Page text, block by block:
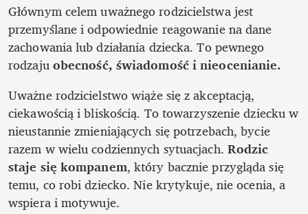
Głównym celem uważnego rodzicielstwa jest
przemyślane i odpowiednie reagowanie na dane
zachowania lub działania dziecka. To pewnego
rodzaju obecność, świadomość i nieocenianie.
Uważne rodzicielstwo wiąże się z akceptacją,
ciekawością i bliskością. To towarzyszenie dziecku w
nieustannie zmieniających się potrzebach, bycie
razem w wielu codziennych sytuacjach. Rodzic
staje się kompanem, który bacznie przygląda się
temu, co robi dziecko. Nie krytykuje, nie ocenia, a
wspiera i motywuje.